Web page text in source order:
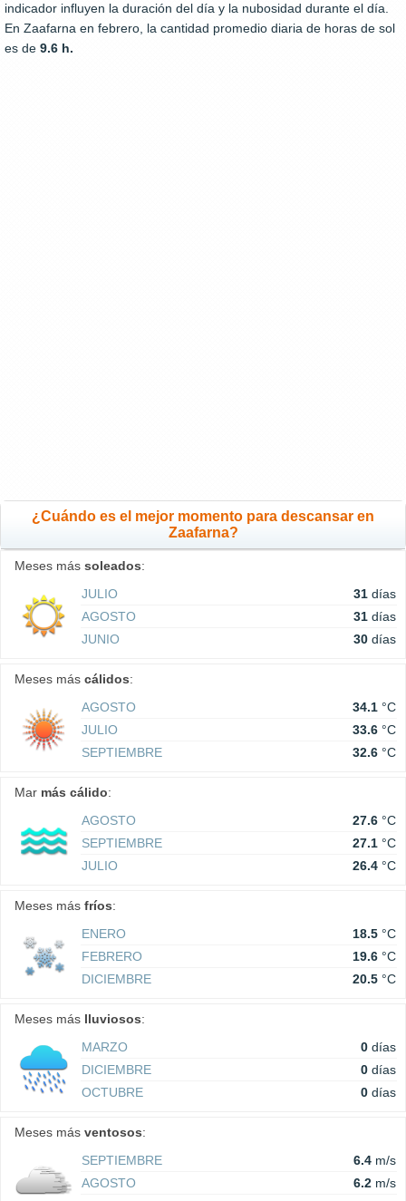
indicador influyen la duración del día y la nubosidad durante el día.
En Zaafarna en febrero, la cantidad promedio diaria de horas de sol
es de 9.6 h.
¿Cuándo es el mejor momento para descansar en
Zaafarna?
Meses más soleados:
JULIO
31 días
AGOSTO
31 días
JUNIO
30 días
Meses más cálidos:
AGOSTO
34.1 °C
JULIO
33.6 °C
SEPTIEMBRE
32.6 °C
Mar más cálido:
AGOSTO
27.6 °C
SEPTIEMBRE
27.1 °C
JULIO
26.4 °C
Meses más fríos:
ENERO
18.5 °C
FEBRERO
19.6 °C
DICIEMBRE
20.5 °C
Meses más lluviosos:
MARZO
0 días
DICIEMBRE
0 días
OCTUBRE
0 días
Meses más ventosos:
SEPTIEMBRE
6.4 m/s
AGOSTO
6.2 m/s